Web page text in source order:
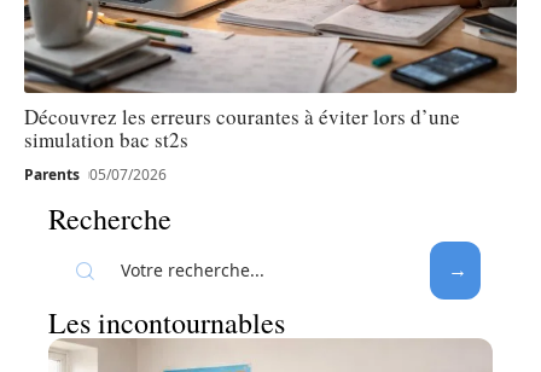
Découvrez les erreurs courantes à éviter lors d’une
simulation bac st2s
Parents 05/07/2026
Recherche
Les incontournables